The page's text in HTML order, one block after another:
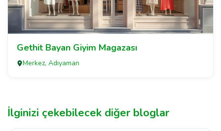
Gethit Bayan Giyim Magazası
Merkez, Adıyaman
İlginizi çekebilecek diğer bloglar